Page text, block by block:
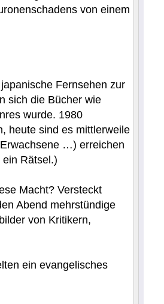
von einem
Fernsehen zur
sich die Bücher wie
wurde. 1980
heute sind es mittlerweile
…) erreichen
Rätsel.)
Macht? Versteckt
Abend mehrstündige
von Kritikern,
ein evangelisches